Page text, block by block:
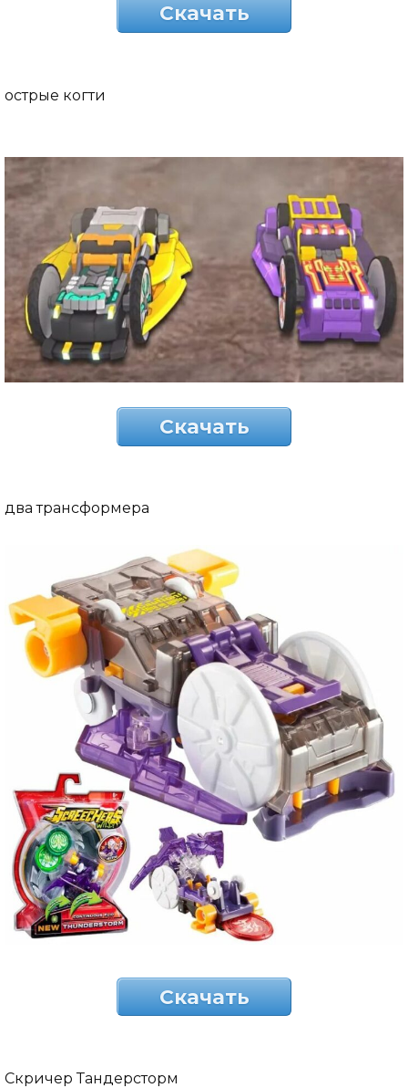
Скачать
острые когти
Скачать
два трансформера
Скачать
Скричер Тандерсторм